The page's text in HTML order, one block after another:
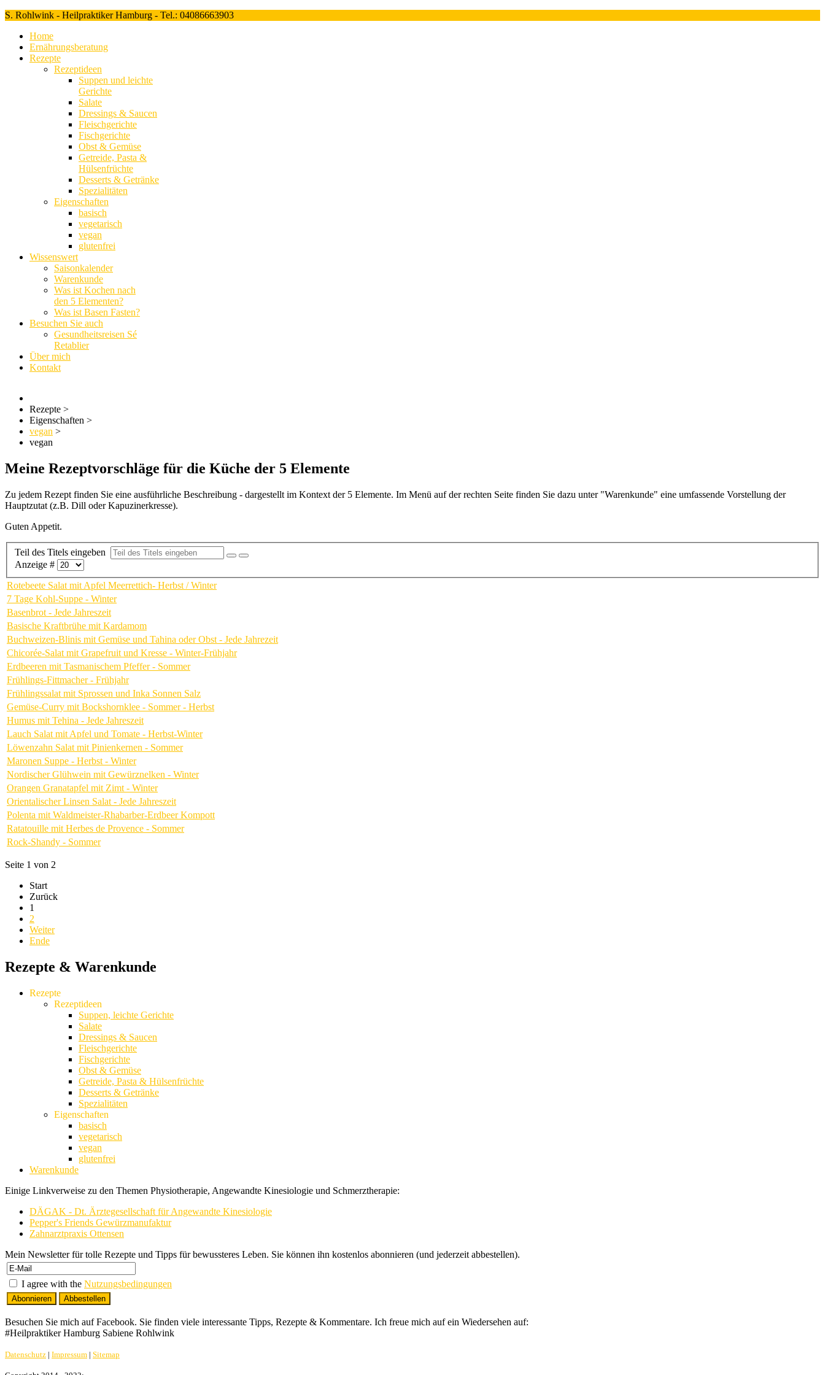
S. Rohlwink - Heilpraktiker Hamburg - Tel.: 04086663903
Home
Ernährungsberatung
Rezepte
Rezeptideen
Suppen und leichte
Gerichte
Salate
Dressings & Saucen
Fleischgerichte
Fischgerichte
Obst & Gemüse
Getreide, Pasta &
Hülsenfrüchte
Desserts & Getränke
Spezialitäten
Eigenschaften
basisch
vegetarisch
vegan
glutenfrei
Wissenswert
Saisonkalender
Warenkunde
Was ist Kochen nach
den 5 Elementen?
Was ist Basen Fasten?
Besuchen Sie auch
Gesundheitsreisen Sé
Retablier
Über mich
Kontakt
Rezepte >
Eigenschaften >
vegan >
vegan
Meine Rezeptvorschläge für die Küche der 5 Elemente
Zu jedem Rezept finden Sie eine ausführliche Beschreibung - dargestellt im Kontext der 5 Elemente. Im Menü auf der rechten Seite finden Sie dazu unter "Warenkunde" eine umfassende Vorstellung der
Hauptzutat (z.B. Dill oder Kapuzinerkresse).
Guten Appetit.
Teil des Titels eingeben
Anzeige #
Rotebeete Salat mit Apfel Meerrettich- Herbst / Winter
7 Tage Kohl-Suppe - Winter
Basenbrot - Jede Jahreszeit
Basische Kraftbrühe mit Kardamom
Buchweizen-Blinis mit Gemüse und Tahina oder Obst - Jede Jahrezeit
Chicorée-Salat mit Grapefruit und Kresse - Winter-Frühjahr
Erdbeeren mit Tasmanischem Pfeffer - Sommer
Frühlings-Fittmacher - Frühjahr
Frühlingssalat mit Sprossen und Inka Sonnen Salz
Gemüse-Curry mit Bockshornklee - Sommer - Herbst
Humus mit Tehina - Jede Jahreszeit
Lauch Salat mit Apfel und Tomate - Herbst-Winter
Löwenzahn Salat mit Pinienkernen - Sommer
Maronen Suppe - Herbst - Winter
Nordischer Glühwein mit Gewürznelken - Winter
Orangen Granatapfel mit Zimt - Winter
Orientalischer Linsen Salat - Jede Jahreszeit
Polenta mit Waldmeister-Rhabarber-Erdbeer Kompott
Ratatouille mit Herbes de Provence - Sommer
Rock-Shandy - Sommer
Seite 1 von 2
Start
Zurück
1
2
Weiter
Ende
Rezepte & Warenkunde
Rezepte
Rezeptideen
Suppen, leichte Gerichte
Salate
Dressings & Saucen
Fleischgerichte
Fischgerichte
Obst & Gemüse
Getreide, Pasta & Hülsenfrüchte
Desserts & Getränke
Spezialitäten
Eigenschaften
basisch
vegetarisch
vegan
glutenfrei
Warenkunde
Einige Linkverweise zu den Themen Physiotherapie, Angewandte Kinesiologie und Schmerztherapie:
DÄGAK - Dt. Ärztegesellschaft für Angewandte Kinesiologie
Pepper's Friends Gewürzmanufaktur
Zahnarztpraxis Ottensen
Mein Newsletter für tolle Rezepte und Tipps für bewussteres Leben. Sie können ihn kostenlos abonnieren (und jederzeit abbestellen).
I agree with the Nutzungsbedingungen
Besuchen Sie mich auf Facebook. Sie finden viele interessante Tipps, Rezepte & Kommentare. Ich freue mich auf ein Wiedersehen auf:
#Heilpraktiker Hamburg Sabiene Rohlwink
Datenschutz | Impressum | Sitemap